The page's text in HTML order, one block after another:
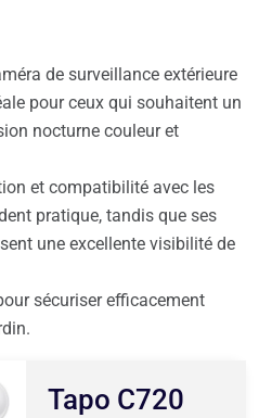
de surveillance extérieure
pour ceux qui souhaitent un
nocturne couleur et
et compatibilité avec les
pratique, tandis que ses
une excellente visibilité de
sécuriser efficacement
Tapo C720